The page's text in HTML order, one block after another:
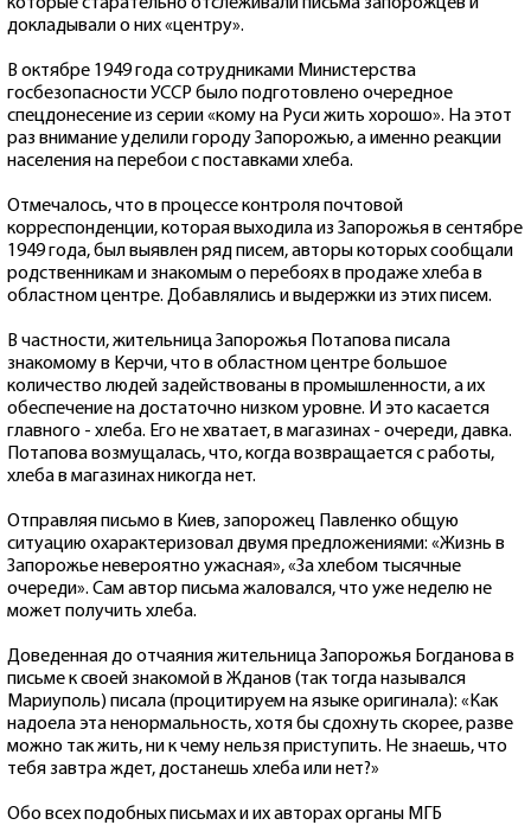
докладывали о них «центру».
В октябре 1949 года сотрудниками Министерства
госбезопасности УССР было подготовлено очередное
спецдонесение из серии «кому на Руси жить хорошо». На этот
раз внимание уделили городу Запорожью, а именно реакции
населения на перебои с поставками хлеба.
Отмечалось, что в процессе контроля почтовой
корреспонденции, которая выходила из Запорожья в сентябре
1949 года, был выявлен ряд писем, авторы которых сообщали
родственникам и знакомым о перебоях в продаже хлеба в
областном центре. Добавлялись и выдержки из этих писем.
В частности, жительница Запорожья Потапова писала
знакомому в Керчи, что в областном центре большое
количество людей задействованы в промышленности, а их
обеспечение на достаточно низком уровне. И это касается
главного - хлеба. Его не хватает, в магазинах - очереди, давка.
Потапова возмущалась, что, когда возвращается с работы,
хлеба в магазинах никогда нет.
Отправляя письмо в Киев, запорожец Павленко общую
ситуацию охарактеризовал двумя предложениями: «Жизнь в
Запорожье невероятно ужасная», «За хлебом тысячные
очереди». Сам автор письма жаловался, что уже неделю не
может получить хлеба.
Доведенная до отчаяния жительница Запорожья Богданова в
письме к своей знакомой в Жданов (так тогда назывался
Мариуполь) писала (процитируем на языке оригинала): «Как
надоела эта ненормальность, хотя бы сдохнуть скорее, разве
можно так жить, ни к чему нельзя приступить. Не знаешь, что
тебя завтра ждет, достанешь хлеба или нет?»
Обо всех подобных письмах и их авторах органы МГБ